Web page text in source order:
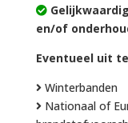
en/of
Eventueel uit
Winterbanden
Nationaal of